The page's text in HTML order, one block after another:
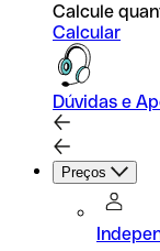
Calcule
Calcular
Dúvidas e
Preços